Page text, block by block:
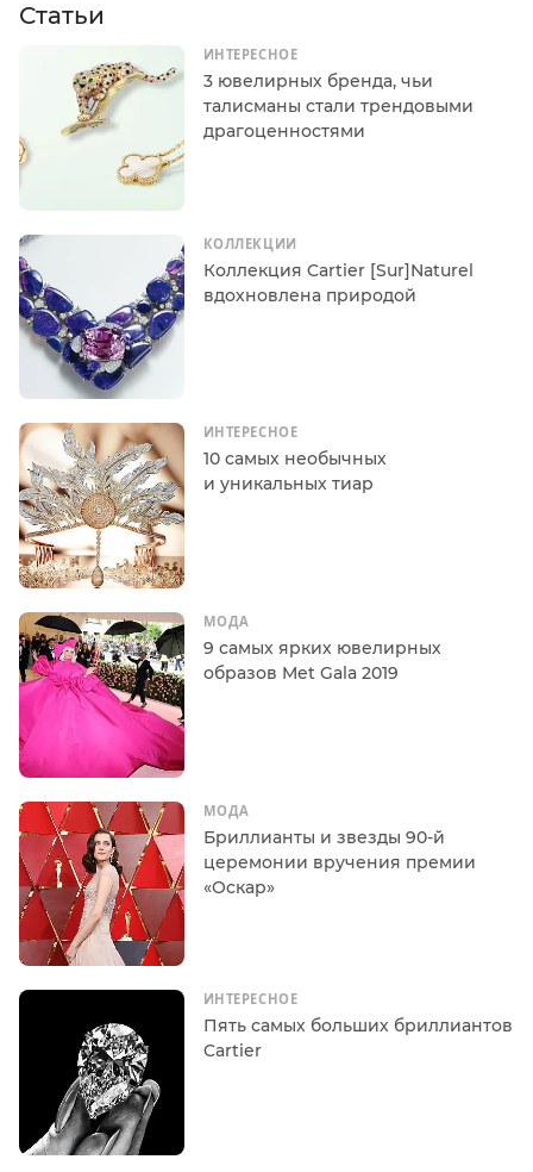
Статьи
ИНТЕРЕСНОЕ
3 ювелирных бренда, чьи
талисманы стали трендовыми
драгоценностями
КОЛЛЕКЦИИ
Коллекция Cartier [Sur]Naturel
вдохновлена природой
ИНТЕРЕСНОЕ
10 самых необычных
и уникальных тиар
МОДА
9 самых ярких ювелирных
образов Met Gala 2019
МОДА
Бриллианты и звезды 90-й
церемонии вручения премии
«Оскар»
ИНТЕРЕСНОЕ
Пять самых больших бриллиантов
Cartier